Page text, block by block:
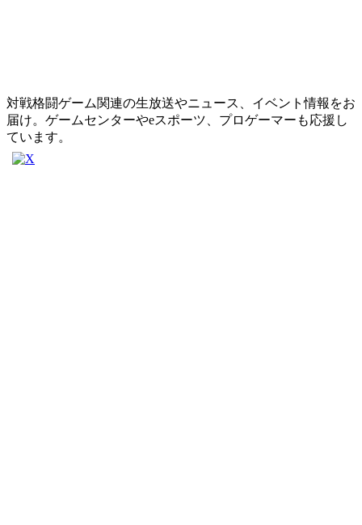
対戦格闘ゲーム関連の生放送やニュース、イベント情報をお
届け。ゲームセンターやeスポーツ、プロゲーマーも応援し
ています。